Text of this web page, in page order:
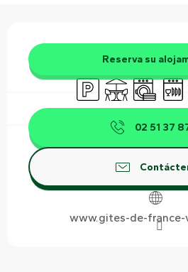
Reserva su
Aparcamiento
TerrazaLavadora
02 51 37
www.gites-de-france-